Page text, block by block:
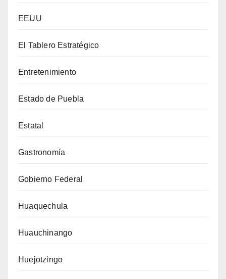
EEUU
El Tablero Estratégico
Entretenimiento
Estado de Puebla
Estatal
Gastronomía
Gobierno Federal
Huaquechula
Huauchinango
Huejotzingo